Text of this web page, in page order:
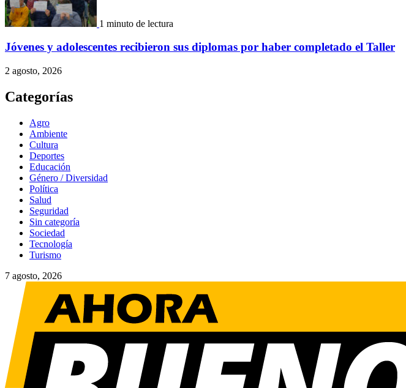
1 minuto de lectura
Jóvenes y adolescentes recibieron sus diplomas por haber completado el Taller
2 agosto, 2026
Categorías
Agro
Ambiente
Cultura
Deportes
Educación
Género / Diversidad
Política
Salud
Seguridad
Sin categoría
Sociedad
Tecnología
Turismo
7 agosto, 2026